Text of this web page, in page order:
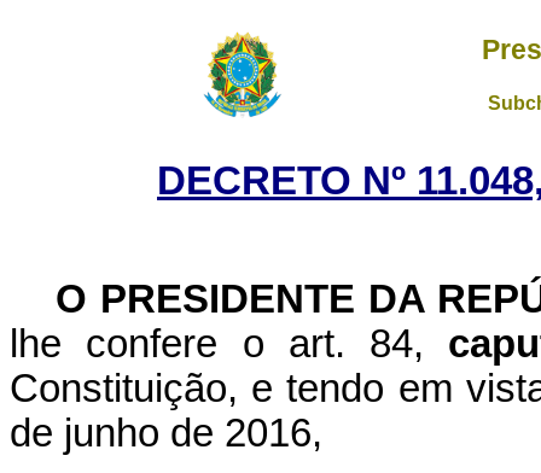
DECRETO Nº
O PRESIDENTE DA
lhe confere o art. 84,
Constituição, e tendo em
de junho de 2016,